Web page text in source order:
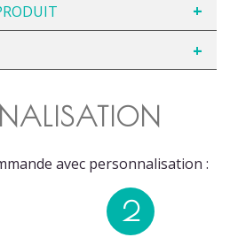
avec personnalisation :
2